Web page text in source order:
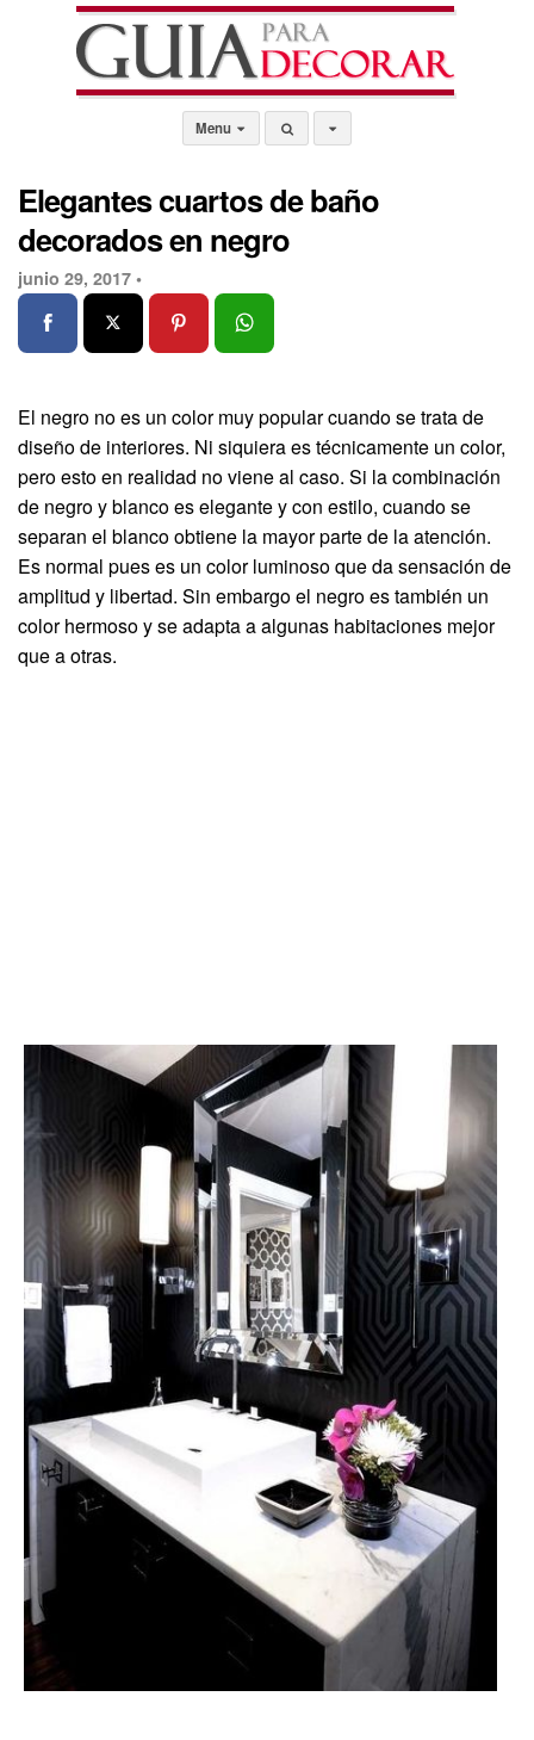
Menu
Elegantes cuartos de baño
decorados en negro
junio 29, 2017 •
El negro no es un color muy popular cuando se trata de
diseño de interiores. Ni siquiera es técnicamente un color,
pero esto en realidad no viene al caso. Si la combinación
de negro y blanco es elegante y con estilo, cuando se
separan el blanco obtiene la mayor parte de la atención.
Es normal pues es un color luminoso que da sensación de
amplitud y libertad. Sin embargo el negro es también un
color hermoso y se adapta a algunas habitaciones mejor
que a otras.